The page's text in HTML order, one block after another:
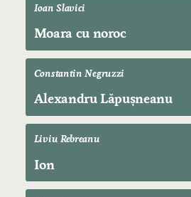
Ioan Slavici
Moara cu noroc
Constantin Negruzzi
Alexandru Lăpușneanu
Liviu Rebreanu
Ion